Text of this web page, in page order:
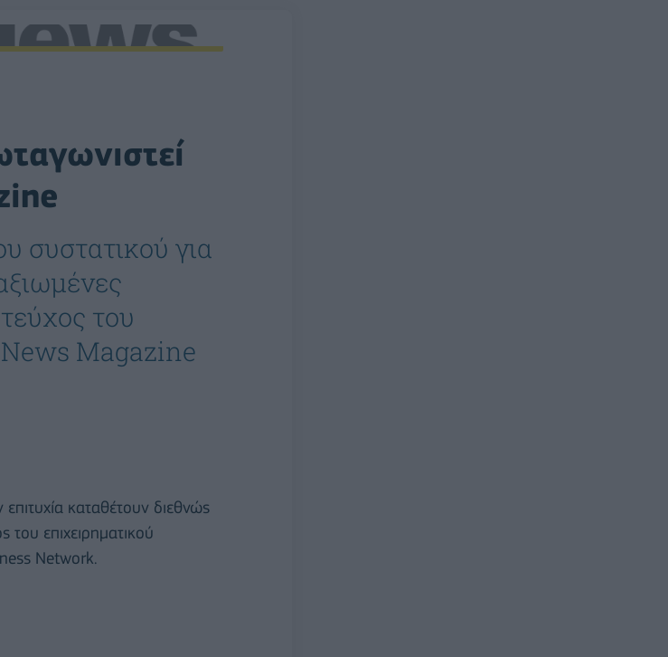
συστατικού για
του
News Magazine
καταθέτουν διεθνώς
του επιχειρηματικού
Network.